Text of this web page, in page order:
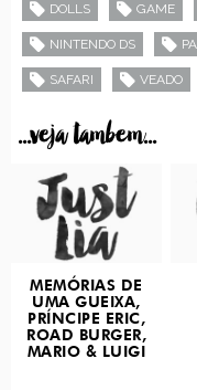
DOLLS GAME
NINTENDO DS
SAFARI VEADO
...veja tambem...
MEMÓRIAS DE
UMA GUEIXA,
PRÍNCIPE ERIC,
ROAD BURGER,
MARIO & LUIGI